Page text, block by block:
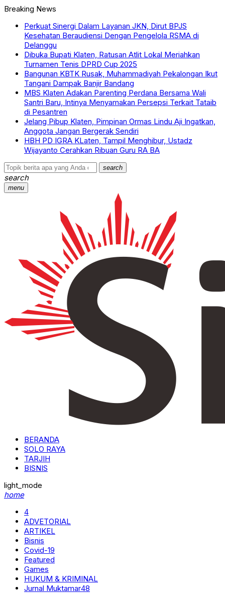
Breaking News
Perkuat Sinergi Dalam Layanan JKN, Dirut BPJS
Kesehatan Beraudiensi Dengan Pengelola RSMA di
Delanggu
Dibuka Bupati Klaten, Ratusan Atlit Lokal Meriahkan
Turnamen Tenis DPRD Cup 2025
Bangunan KBTK Rusak, Muhammadiyah Pekalongan Ikut
Tangani Dampak Banjir Bandang
MBS Klaten Adakan Parenting Perdana Bersama Wali
Santri Baru, Intinya Menyamakan Persepsi Terkait Tataib
di Pesantren
Jelang Pibup Klaten, Pimpinan Ormas Lindu Aji Ingatkan,
Anggota Jangan Bergerak Sendiri
HBH PD IGRA KLaten, Tampil Menghibur, Ustadz
Wijayanto Cerahkan Ribuan Guru RA BA
search
search
menu
BERANDA
SOLO RAYA
TARJIH
BISNIS
light_mode
home
4
ADVETORIAL
ARTIKEL
Bisnis
Covid-19
Featured
Games
HUKUM & KRIMINAL
Jurnal Muktamar48